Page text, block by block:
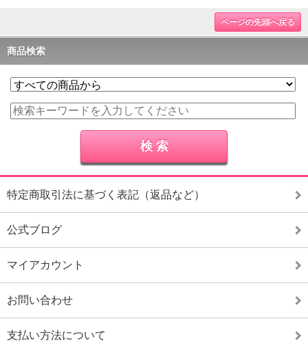
ページの先頭へ戻る
商品検索
特定商取引法に基づく表記（返品など）
公式ブログ
マイアカウント
お問い合わせ
支払い方法について